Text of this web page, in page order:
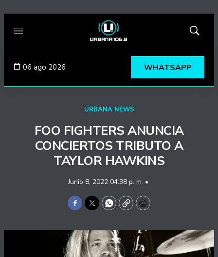
Menú
Mostrar
06 ago 2026 WHATSAPP
URBANA NEWS
FOO FIGHTERS ANUNCIA
CONCIERTOS TRIBUTO A
TAYLOR HAWKINS
Junio 8, 2022 04:38 p. m. •
Facebook
TwitterWhatsApp
CopyPrint